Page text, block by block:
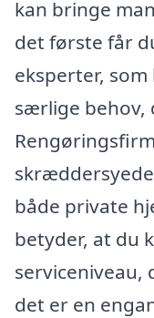
kan bringe
det første får
eksperter,
særlige behov,
både private
betyder, at du
serviceniveau,
det er en